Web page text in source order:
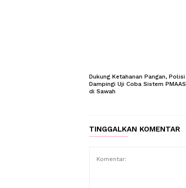
Dukung Ketahanan Pangan, Polisi
Dampingi Uji Coba Sistem PMAAS
di Sawah
TINGGALKAN KOMENTAR